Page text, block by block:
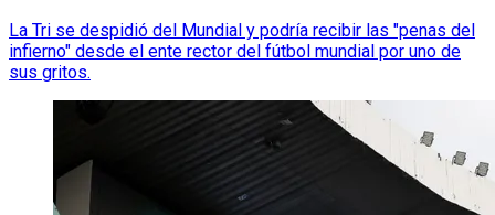
La Tri se despidió del Mundial y podría recibir las "penas del
infierno" desde el ente rector del fútbol mundial por uno de
sus gritos.